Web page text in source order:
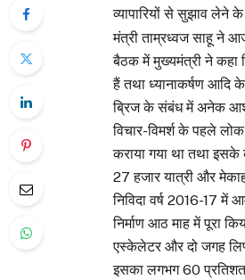
व्यापारियों से सुझाव लेने
मंत्री ताम्रध्वज साहू ने
बैठक में मुख्यमंत्री ने कहा
हैं तथा ध्यानाकर्षण आदि
ब्रिज के संबंध में अनेक
विचार-विमर्श के पहले
कराया गया था तथा इसके
27 हजार यात्री और
निविदा वर्ष 2016-17
निर्माण आठ माह में पूरा
एस्केलेटर और दो जगह
इसका लगभग 60 प्रतिशत